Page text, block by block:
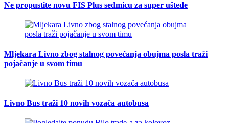
Ne propustite novu FIS Plus sedmicu za super uštede
Mljekara Livno zbog stalnog povećanja obujma posla traži
pojačanje u svom timu
Livno Bus traži 10 novih vozača autobusa